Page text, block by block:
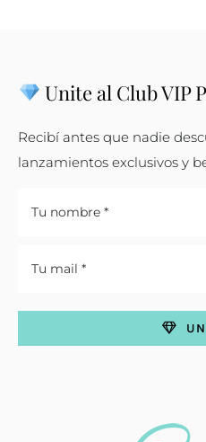
Unite al Club VIP
Recibí antes que nadie
lanzamientos exclusivos y